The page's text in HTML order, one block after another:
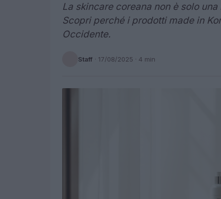
La skincare coreana non è solo
Scopri perché i prodotti made in
Occidente.
Staff · 17/08/2025 · 4 min